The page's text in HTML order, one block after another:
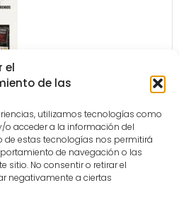
el
de las
utilizamos tecnologías como
acceder a la información del
de estas tecnologías nos permitirá
de navegación o las
sitio. No consentir o retirar el
negativamente a ciertas